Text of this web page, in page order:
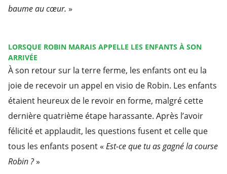
baume au cœur. »
LORSQUE ROBIN MARAIS APPELLE LES ENFANTS À SON
ARRIVÉE
À son retour sur la terre ferme, les enfants ont eu la
joie de recevoir un appel en visio de Robin. Les enfants
étaient heureux de le revoir en forme, malgré cette
dernière quatrième étape harassante. Après l’avoir
félicité et applaudit, les questions fusent et celle que
tous les enfants posent « Est-ce que tu as gagné la course
Robin ?»